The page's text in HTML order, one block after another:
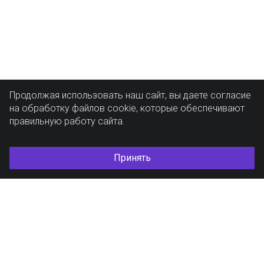
Продолжая использовать наш сайт, вы даете согласие
на обработку файлов cookie, которые обеспечивают
правильную работу сайта.
Принять